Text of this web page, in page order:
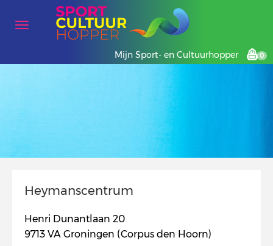
Mijn Sport- en Cultuurhopper 0
Heymanscentrum
Henri Dunantlaan 20
9713 VA Groningen (Corpus den Hoorn)